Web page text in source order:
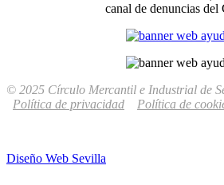
canal de denuncias del
© 2025 Círculo Mercantil e Industrial de
Política de privacidad
Política de
Diseño Web Sevilla